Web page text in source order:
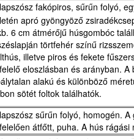
fakópiros, sűrűn folyó,
apró gyöngyöző
6 cm átmérőjű húsgombóc
törtfehér színű
illetve piros és fekete
eloszlásban és arányban.
alakú és különböző
sötét foltok találhatók.
sűrűn folyó, homogén.
átfőtt, puha. A hús rágási